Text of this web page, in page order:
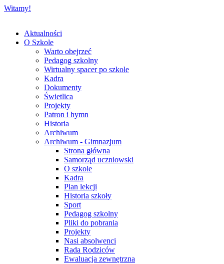
Witamy!
Aktualności
O Szkole
Warto obejrzeć
Pedagog szkolny
Wirtualny spacer po szkole
Kadra
Dokumenty
Świetlica
Projekty
Patron i hymn
Historia
Archiwum
Archiwum - Gimnazjum
Strona główna
Samorząd uczniowski
O szkole
Kadra
Plan lekcji
Historia szkoły
Sport
Pedagog szkolny
Pliki do pobrania
Projekty
Nasi absolwenci
Rada Rodziców
Ewaluacja zewnętrzna